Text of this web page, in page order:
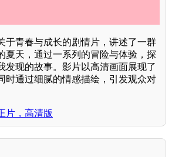
于青春与成长的剧情片，讲述了一群
夏天，通过一系列的冒险与体验，探
发现的故事。影片以高清画面展现了
时通过细腻的情感描绘，引发观众对
片，高清版